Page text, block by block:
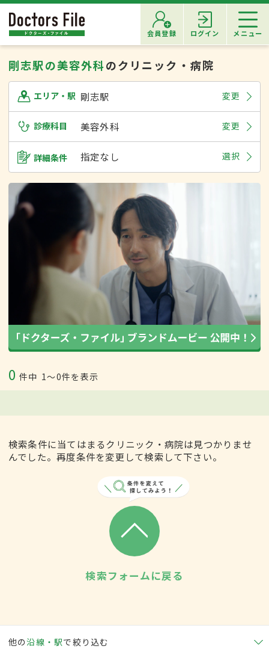
会員登録 ログイン メニュー
剛志駅の美容外科のクリニック・病院
エリア・駅 剛志駅 変更
診療科目 美容外科 変更
詳細条件 指定なし 選択
0 件中 1〜0件を表示
検索条件に当てはまるクリニック・病院は見つかりませ
んでした。再度条件を変更して検索して下さい。
検索フォームに戻る
他の沿線・駅で絞り込む